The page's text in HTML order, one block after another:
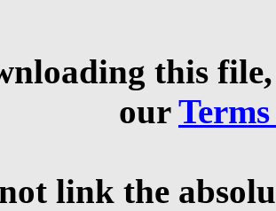
this
our
link the